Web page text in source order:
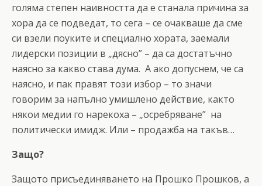
голяма степен наивността да е станала причина за
хора да се подведат, то сега – се очакваше да сме
си взели поуките и специално хората, заемали
лидерски позиции в „дясно” – да са достатъчно
наясно за какво става дума. А ако допуснем, че са
наясно, и пак правят този избор – то значи
говорим за напълно умишлено действие, както
някои медии го нарекоха – „осребряване” на
политически имидж. Или – продажба на такъв…
Защо?
Защото присъединяването на Прошко Прошков, а